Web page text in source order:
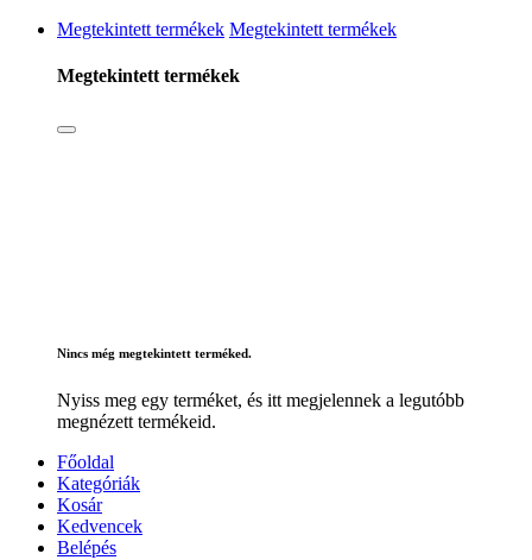
Megtekintett termékek Megtekintett termékek
Megtekintett termékek
Nincs még megtekintett terméked.
Nyiss meg egy terméket, és itt megjelennek a legutóbb
megnézett termékeid.
Főoldal
Kategóriák
Kosár
Kedvencek
Belépés